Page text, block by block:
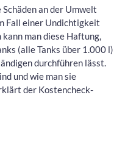
an der Umwelt
Fall einer Undichtigkeit
man diese Haftung,
(alle Tanks über 1.000 l)
durchführen lässt.
und wie man sie
der Kostencheck-